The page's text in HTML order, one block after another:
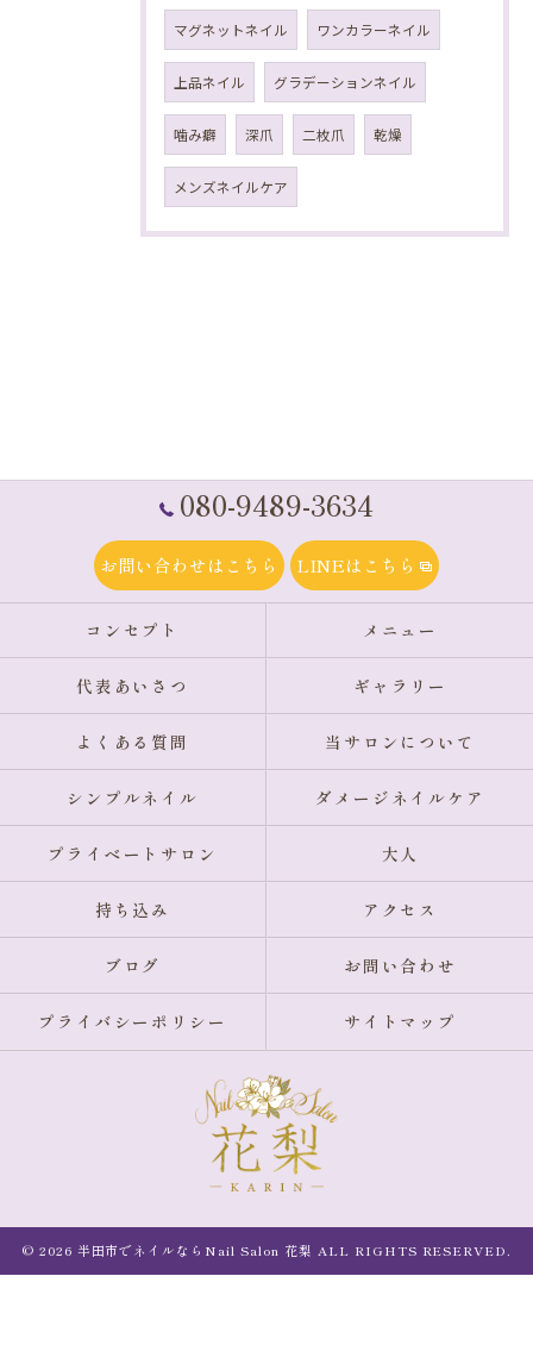
マグネットネイル ワンカラーネイル
上品ネイル グラデーションネイル
噛み癖 深爪 二枚爪 乾燥
メンズネイルケア
080-9489-3634
お問い合わせはこちら LINEはこちら
コンセプト メニュー
代表あいさつ ギャラリー
よくある質問 当サロンについて
シンプルネイル ダメージネイルケア
プライベートサロン 大人
持ち込み アクセス
ブログ お問い合わせ
プライバシーポリシー サイトマップ
© 2026 半田市でネイルならNail Salon 花梨 ALL RIGHTS RESERVED.